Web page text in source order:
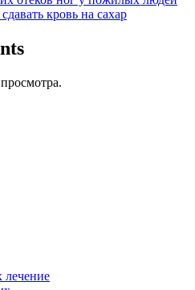
кровь на сахар
лечение